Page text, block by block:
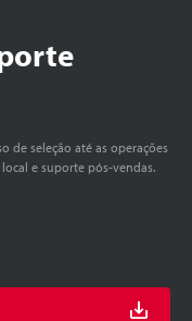
de seleção até as operações
e suporte pós-vendas.